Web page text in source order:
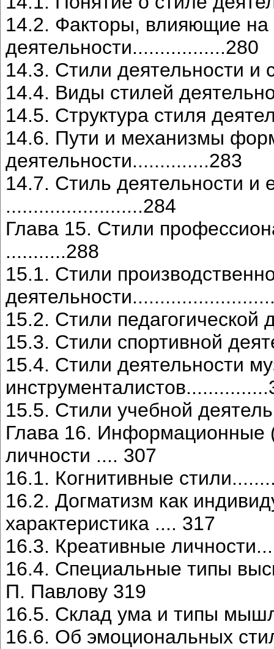
14.2. Факторы, влияющие на
деятельности.................280
14.3. Стили деятельности и
14.4. Виды стилей
14.5. Структура стиля
14.6. Пути и механизмы
деятельности..............283
14.7. Стиль деятельности и
.........................284
Глава 15. Стили
...........288
15.1. Стили
15.2. Стили педагогической
15.3. Стили спортивной
15.4. Стили деятельности
15.5. Стили учебной
Глава 16. Информационные
личности .... 307
16.1. Когнитивные
16.2. Догматизм как
характеристика .... 317
16.3. Креативные
16.4. Специальные типы
П. Павлову 319
16.5. Склад ума и типы
16.6. Об эмоциональных